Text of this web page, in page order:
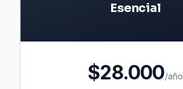
Esencial
$28.000/año